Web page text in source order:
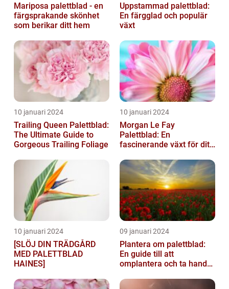
Mariposa palettblad - en
färgsprakande skönhet
som berikar ditt hem
Uppstammad palettblad:
En färgglad och populär
växt
10 januari 2024
Trailing Queen Palettblad:
The Ultimate Guide to
Gorgeous Trailing Foliage
10 januari 2024
Morgan Le Fay
Palettblad: En
fascinerande växt för ditt
10 januari 2024
[SLÖJ DIN TRÄDGÅRD
MED PALETTBLAD
HAINES]
09 januari 2024
Plantera om palettblad:
En guide till att
omplantera och ta hand